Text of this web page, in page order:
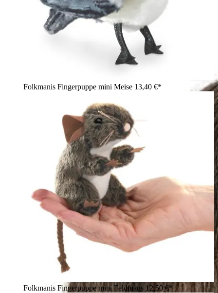
Folkmanis Fingerpuppe mini Meise 13,40 €*
Folkmanis Fingerpuppe mini Feldmaus 12,50 €*